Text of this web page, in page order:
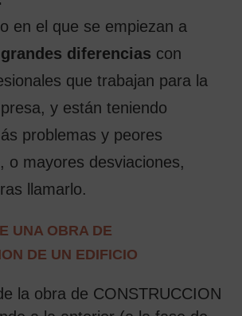
en el que se empiezan a
grandes diferencias con
que trabajan para la
y están teniendo
problemas y peores
o mayores desviaciones,
llamarlo.
UNA OBRA DE
DE UN EDIFICIO
la obra de CONSTRUCCION